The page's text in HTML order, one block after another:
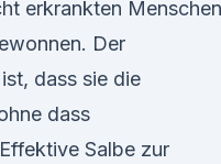
erkrankten
Der
dass sie die
dass
Salbe zur